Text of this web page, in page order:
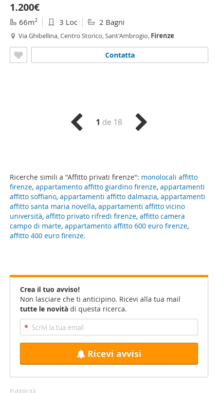
Ricerche simili a "Affitto privati firenze": monolocali affitto
firenze, appartamento affitto giardino firenze, appartamenti
affitto soffiano, appartamenti affitto dalmazia, appartamenti
affitto santa maria novella, appartamenti affitto vicino
università, affitto privato rifredi firenze, affitto camera
campo di marte, appartamento affitto 600 euro firenze,
affitto 400 euro firenze.
1.200€
66m2 3 Loc 2 Bagni
Via Ghibellina, Centro Storico, Sant'Ambrogio, Firenze
Contatta
1 de 18
Crea il tuo avviso!
Non lasciare che ti anticipino. Ricevi alla tua mail
tutte le novità di questa ricerca.
Ricevi avvisi
Pubblicità